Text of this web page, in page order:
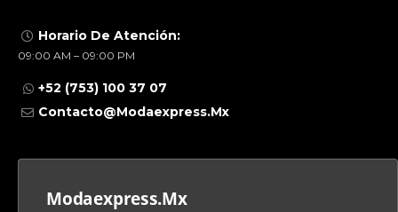
Horario De Atención:
09:00 AM – 09:00 PM
+52 (753) 100 37 07
Contacto@modaexpress.mx
Modaexpress.mx